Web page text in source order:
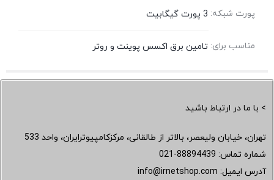
پورت شبکه: 3 پورت گیگابیت
مناسب برای: تامین برق اکسس پوینت و روتر
> با ما در ارتباط باشید
تهران، خیابان ولیعصر، بالاتر از طالقانی، مرکزکامپیوترایران، واحد 533
شماره تماس: 021-88894439
آدرس ایمیل: info@irnetshop.com